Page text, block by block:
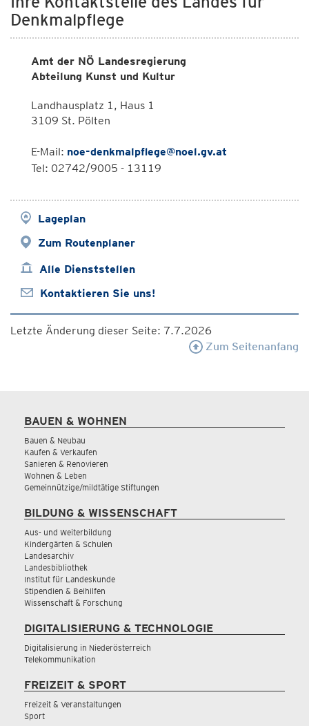
Denkmalpflege
Amt der NÖ Landesregierung
Abteilung Kunst und Kultur
Landhausplatz 1, Haus 1
3109 St. Pölten
E-Mail: noe-denkmalpflege@noel.gv.at
Tel: 02742/9005 - 13119
Lageplan
Zum Routenplaner
Alle Dienststellen
Kontaktieren Sie uns!
Letzte Änderung dieser Seite: 7.7.2026
Zum Seitenanfang
BAUEN & WOHNEN
Bauen & Neubau
Kaufen & Verkaufen
Sanieren & Renovieren
Wohnen & Leben
Gemeinnützige/mildtätige Stiftungen
BILDUNG & WISSENSCHAFT
Aus- und Weiterbildung
Kindergärten & Schulen
Landesarchiv
Landesbibliothek
Institut für Landeskunde
Stipendien & Beihilfen
Wissenschaft & Forschung
DIGITALISIERUNG & TECHNOLOGIE
Digitalisierung in Niederösterreich
Telekommunikation
FREIZEIT & SPORT
Freizeit & Veranstaltungen
Sport